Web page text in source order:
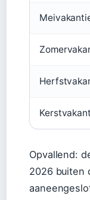
Opvallend:
2026 buiten